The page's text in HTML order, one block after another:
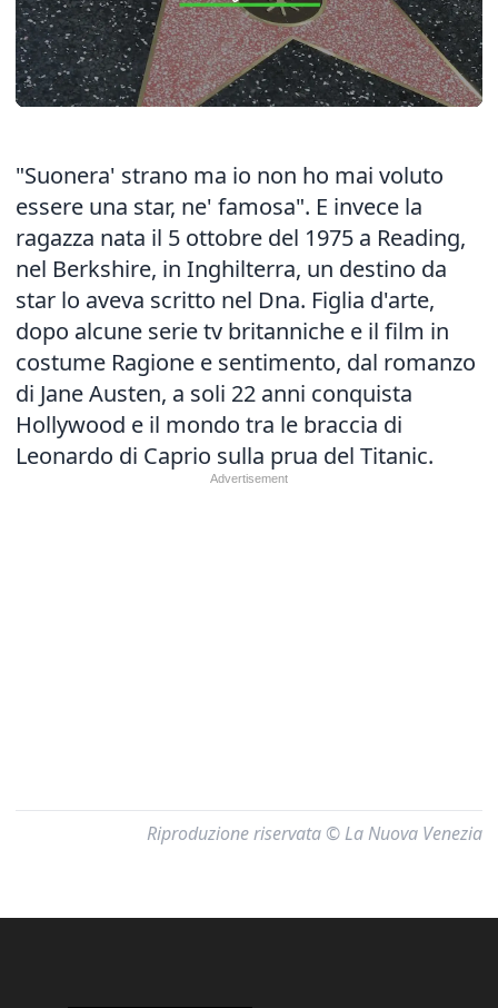
"Suonera' strano ma io non ho mai voluto
essere una star, ne' famosa". E invece la
ragazza nata il 5 ottobre del 1975 a Reading,
nel Berkshire, in Inghilterra, un destino da
star lo aveva scritto nel Dna. Figlia d'arte,
dopo alcune serie tv britanniche e il film in
costume Ragione e sentimento, dal romanzo
di Jane Austen, a soli 22 anni conquista
Hollywood e il mondo tra le braccia di
Leonardo di Caprio sulla prua del Titanic.
Riproduzione riservata © La Nuova Venezia